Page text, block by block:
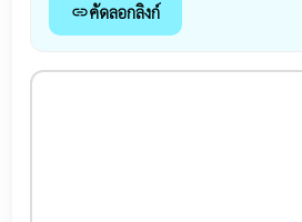
linkคัดลอกลิงก์